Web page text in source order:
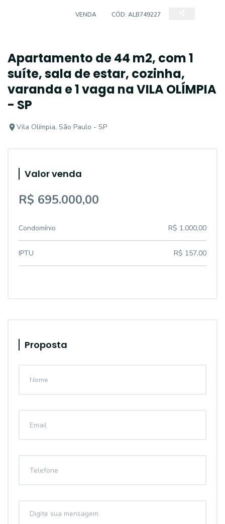
VENDA CÓD: ALB749227
Apartamento de 44 m2, com 1
suíte, sala de estar, cozinha,
varanda e 1 vaga na VILA OLÍMPIA
- SP
Vila Olímpia, São Paulo - SP
Valor venda
R$ 695.000,00
Condomínio R$ 1.000,00
IPTU R$ 157,00
Proposta